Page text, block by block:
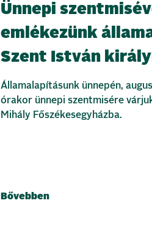
Ünnepi
emlékezünk
Szent István
Államalapításunk ünnepén,
órakor ünnepi szentmisére
Mihály Főszékesegyházba.
Bővebben